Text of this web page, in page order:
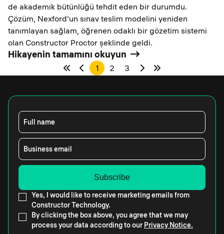
de akademik bütünlüğü tehdit eden bir durumdu.
Çözüm, Nexford'un sınav teslim modelini yeniden
tanımlayan sağlam, öğrenen odaklı bir gözetim sistemi
olan Constructor Proctor şeklinde geldi.
Hikayenin tamamını okuyun
1 2 3
Full name
Business email
Yes, I would like to receive marketing emails from
Constructor Technology.
By clicking the box above, you agree that we may
process your data according to our Privacy Notice.